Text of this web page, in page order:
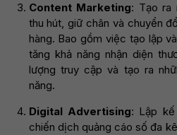
Content Marketing: Tạo ra
thu hút, giữ chân và chuyển
hàng. Bao gồm việc tạo lập
tăng khả năng nhận diện
lượng truy cập và tạo ra
năng.
Digital Advertising: Lập
chiến dịch quảng cáo số đa